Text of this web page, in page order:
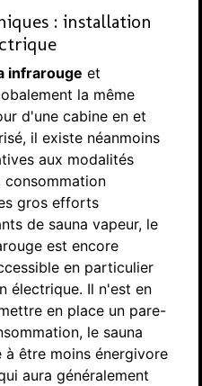
: installation
infrarouge et
la même
d'une cabine en et
il existe néanmoins
aux modalités
gros efforts
de sauna vapeur, le
est encore
en particulier
électrique. Il n'est en
en place un pare-
le sauna
à être moins énergivore
aura généralement